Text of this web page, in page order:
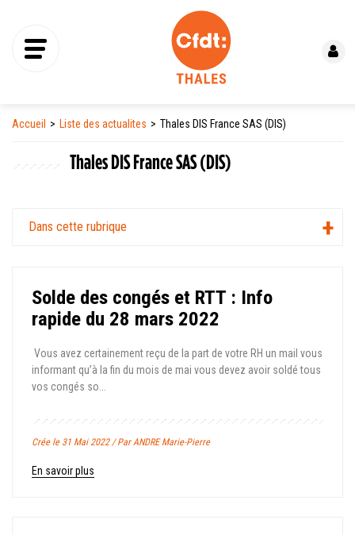
Accueil Liste des actualites Thales DIS France SAS (DIS)
Thales DIS France SAS (DIS)
Dans cette rubrique
Solde des congés et RTT : Info
rapide du 28 mars 2022
Vous avez certainement reçu de la part de votre RH un mail vous
informant qu’à la fin du mois de mai vous devez avoir soldé tous
vos congés so...
Crée le 31 Mai 2022 / Par ANDRE Marie-Pierre
En savoir plus